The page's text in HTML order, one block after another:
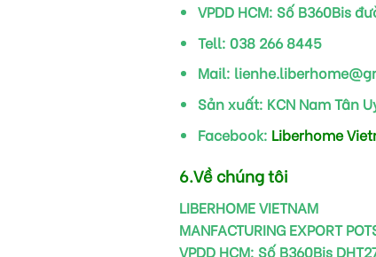
VPDD HCM: Số B360Bis
Tell: 038 266 8445
Mail:
Sản xuất: KCN Nam Tân
Facebook: Liberhome
6.Về chúng tôi
LIBERHOME VIETNAM
MANFACTURING EXPORT
VPDD HCM: Số B360Bis